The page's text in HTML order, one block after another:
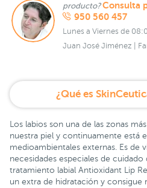
producto?Consulta
950 560 457
Lunes a Viernes de
Juan José Jiménez |
¿Qué es
Los labios son una de las zonas
nuestra piel y continuamente está
medioambientales externas. Es de
necesidades especiales de cuidado
tratamiento labial Antioxidant Lip
un extra de hidratación y consigue